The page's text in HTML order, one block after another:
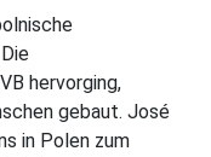
hervorging,
gebaut. José
in Polen zum